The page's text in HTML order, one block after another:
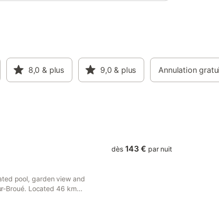
8,0 & plus 9,0 & plus Annulation
pool, garden view and
Broué. Located 46 km
private parking.
dès 143 € par nuit